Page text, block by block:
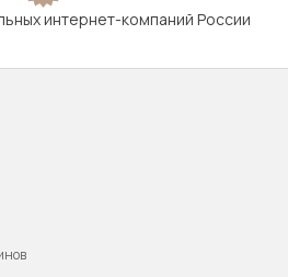
интернет-компаний России